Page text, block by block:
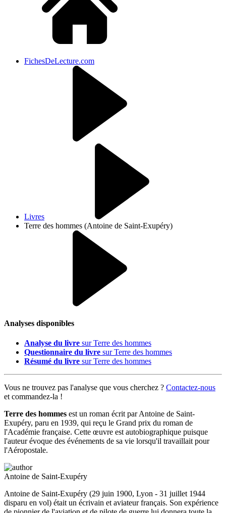
FichesDeLecture.com
Livres
Terre des hommes (Antoine de Saint-Exupéry)
Analyses disponibles
Analyse du livre sur Terre des hommes
Questionnaire du livre sur Terre des hommes
Résumé du livre sur Terre des hommes
Vous ne trouvez pas l'analyse que vous cherchez ? Contactez-nous
et commandez-la !
Terre des hommes est un roman écrit par Antoine de Saint-
Exupéry, paru en 1939, qui reçu le Grand prix du roman de
l'Académie française. Cette œuvre est autobiographique puisque
l'auteur évoque des événements de sa vie lorsqu'il travaillait pour
l'Aéropostale.
Antoine de Saint-Exupéry
Antoine de Saint-Exupéry (29 juin 1900, Lyon - 31 juillet 1944
disparu en vol) était un écrivain et aviateur français. Son expérience